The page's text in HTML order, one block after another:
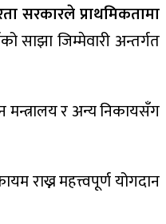
सरकारले प्राथमिकतामा
साझा जिम्मेवारी अन्तर्गत
र अन्य निकायसँग
राख्न महत्त्वपूर्ण योगदान